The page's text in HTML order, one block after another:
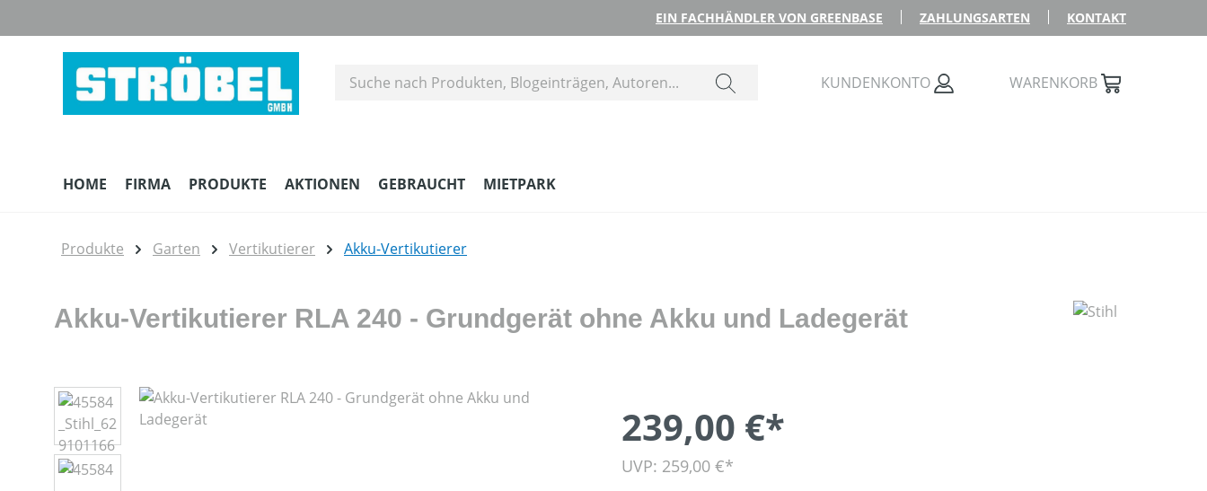
EIN FACHHÄNDLER VON GREENBASE ZAHLUNGSARTEN KONTAKT
KUNDENKONTO WARENKORB
HOME FIRMA PRODUKTE AKTIONEN GEBRAUCHT MIETPARK
Produkte Garten Vertikutierer Akku-Vertikutierer
Akku-Vertikutierer RLA 240 - Grundgerät ohne Akku und Ladegerät
Bildergalerie überspringen
239,00 €*
UVP: 259,00 €*